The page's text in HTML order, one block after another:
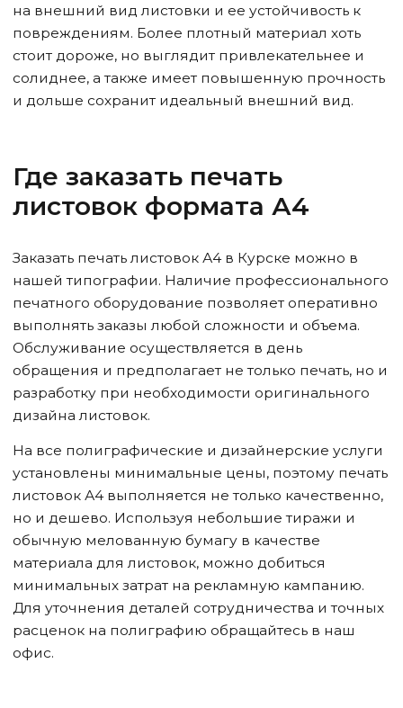
на внешний вид листовки и ее устойчивость к
повреждениям. Более плотный материал хоть
стоит дороже, но выглядит привлекательнее и
солиднее, а также имеет повышенную прочность
и дольше сохранит идеальный внешний вид.
Где заказать печать
листовок формата А4
Заказать печать листовок А4 в Курске можно в
нашей типографии. Наличие профессионального
печатного оборудование позволяет оперативно
выполнять заказы любой сложности и объема.
Обслуживание осуществляется в день
обращения и предполагает не только печать, но и
разработку при необходимости оригинального
дизайна листовок.
На все полиграфические и дизайнерские услуги
установлены минимальные цены, поэтому печать
листовок А4 выполняется не только качественно,
но и дешево. Используя небольшие тиражи и
обычную мелованную бумагу в качестве
материала для листовок, можно добиться
минимальных затрат на рекламную кампанию.
Для уточнения деталей сотрудничества и точных
расценок на полиграфию обращайтесь в наш
офис.